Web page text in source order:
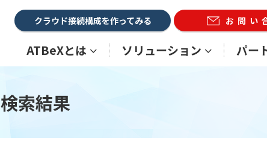
クラウド接続構成を作ってみる お問い
ATBeXとは ソリューション パー
索結果